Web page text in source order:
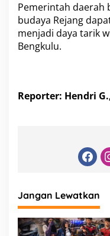
Pemerintah daerah
budaya Rejang
menjadi daya tarik
Bengkulu.
Reporter: Hendri
Jangan Lewatkan